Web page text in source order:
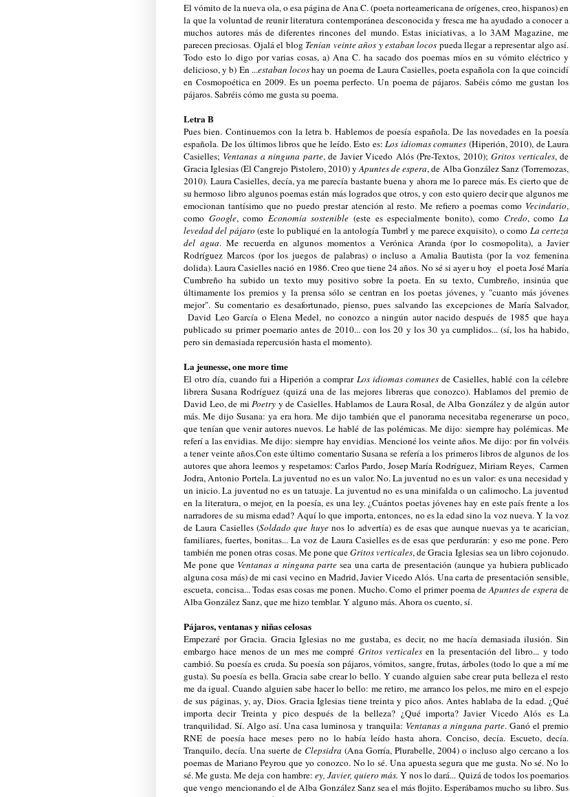
El vómito de la nueva ola, o esa página de Ana C. (poeta norteamericana de orígenes, creo, hispanos) en
la que la voluntad de reunir literatura contemporánea desconocida y fresca me ha ayudado a conocer a
muchos autores más de diferentes rincones del mundo. Estas iniciativas, a lo 3AM Magazine, me
parecen preciosas. Ojalá el blog Tenían veinte años y estaban locos pueda llegar a representar algo así.
Todo esto lo digo por varias cosas, a) Ana C. ha sacado dos poemas míos en su vómito eléctrico y
delicioso, y b) En ...estaban locoshay un poema de Laura Casielles, poeta española con la que coincidí
en Cosmopoética en 2009. Es un poema perfecto. Un poema de pájaros. Sabéis cómo me gustan los
pájaros. Sabréis cómo me gusta su poema.
Letra B
Pues bien. Continuemos con la letra b. Hablemos de poesía española. De las novedades en la poesía
española. De los últimos libros que he leído. Esto es: Los idiomas comunes (Hiperión, 2010), de Laura
Casielles; Ventanas a ninguna parte, de Javier Vicedo Alós (Pre-Textos, 2010);Gritos verticales, de
Gracia Iglesias (El Cangrejo Pistolero, 2010) yApuntes de espera, de Alba González Sanz (Torremozas,
2010). Laura Casielles, decía, ya me parecía bastante buena y ahora me lo parece más. Es cierto que de
su hermoso libro algunos poemas están más logrados que otros, y con esto quiero decir que algunos me
emocionan tantísimo que no puedo prestar atención al resto. Me refiero a poemas como Vecindario,
como Google, como Economía sostenible (este es especialmente bonito), como Credo, comoLa
levedad del pájaro (este lo publiqué en la antología Tumbrl y me parece exquisito), o como La certeza
del agua. Me recuerda en algunos momentos a Verónica Aranda (por lo cosmopolita), a Javier
Rodríguez Marcos (por los juegos de palabras) o incluso a Amalia Bautista (por la voz femenina
dolida). Laura Casielles nació en 1986. Creo que tiene 24 años. No sé si ayer u hoy el poeta José María
Cumbreño ha subido un texto muy positivo sobre la poeta. En su texto, Cumbreño, insinúa que
últimamente los premios y la prensa sólo se centran en los poetas jóvenes, y "cuanto más jóvenes
mejor". Su comentario es desafortunado, pienso, pues salvando las excepciones de María Salvador,
David Leo García o Elena Medel, no conozco a ningún autor nacido después de 1985 que haya
publicado su primer poemario antes de 2010... con los 20 y los 30 ya cumplidos... (sí, los ha habido,
pero sin demasiada repercusión hasta el momento).
La jeunesse, one more time
El otro día, cuando fui a Hiperión a comprar Los idiomas comunesde Casielles, hablé con la célebre
librera Susana Rodríguez (quizá una de las mejores libreras que conozco). Hablamos del premio de
David Leo, de miPoetry y de Casielles. Hablamos de Laura Rosal, de Alba González y de algún autor
más. Me dijo Susana: ya era hora. Me dijo también que el panorama necesitaba regenerarse un poco,
que tenían que venir autores nuevos. Le hablé de las polémicas. Me dijo: siempre hay polémicas. Me
referí a las envidias. Me dijo: siempre hay envidias. Mencioné los veinte años. Me dijo: por fin volvéis
a tener veinte años.Con este último comentario Susana se refería a los primeros libros de algunos de los
autores que ahora leemos y respetamos: Carlos Pardo, Josep María Rodríguez, Miriam Reyes, Carmen
Jodra, Antonio Portela. La juventud no es un valor. No. La juventud no es un valor: es una necesidad y
un inicio. La juventud no es un tatuaje. La juventud no es una minifalda o un calimocho. La juventud
en la literatura, o mejor, en la poesía, es una ley. ¿Cuántos poetas jóvenes hay en este país frente a los
narradores de su misma edad? Aquí lo que importa, entonces, no es la edad sino la voz nueva. Y la voz
de Laura Casielles (Soldado que huyenos lo advertía) es de esas que aunque nuevas ya te acarician,
familiares, fuertes, bonitas... La voz de Laura Casielles es de esas que perdurarán: y eso me pone. Pero
también me ponen otras cosas. Me pone queGritos verticales, de Gracia Iglesias sea un libro cojonudo.
Me pone queVentanas a ninguna partesea una carta de presentación (aunque ya hubiera publicado
alguna cosa más) de mi casi vecino en Madrid, Javier Vicedo Alós. Una carta de presentación sensible,
escueta, concisa... Todas esas cosas me ponen. Mucho. Como el primer poema deApuntes de espera de
Alba González Sanz, que me hizo temblar. Y alguno más. Ahora os cuento, sí.
Pájaros, ventanas y niñas celosas
Empezaré por Gracia. Gracia Iglesias no me gustaba, es decir, no me hacía demasiada ilusión. Sin
embargo hace menos de un mes me compré Gritos verticalesen la presentación del libro... y todo
cambió. Su poesía es cruda. Su poesía son pájaros, vómitos, sangre, frutas, árboles (todo lo que a mí me
gusta). Su poesía es bella. Gracia sabe crear lo bello. Y cuando alguien sabe crear puta belleza el resto
me da igual. Cuando alguien sabe hacer lo bello: me retiro, me arranco los pelos, me miro en el espejo
de sus páginas, y, ay, Dios. Gracia Iglesias tiene treinta y pico años. Antes hablaba de la edad. ¿Qué
importa decir Treinta y pico después de la belleza? ¿Qué importa? Javier Vicedo Alós es La
tranquilidad. Sí. Algo así. Una casa luminosa y tranquila: Ventanas a ninguna parte. Ganó el premio
RNE de poesía hace meses pero no lo había leído hasta ahora. Conciso, decía. Escueto, decía.
Tranquilo, decía. Una suerte de Clepsidra (Ana Gorría, Plurabelle, 2004) o incluso algo cercano a los
poemas de Mariano Peyrou que yo conozco. No lo sé. Una apuesta segura que me gusta. No sé. No lo
sé. Me gusta. Me deja con hambre: ey, Javier, quiero más. Y nos lo dará... Quizá de todos los poemarios
que vengo mencionando el de Alba González Sanz sea el más flojito. Esperábamos mucho su libro. Sus